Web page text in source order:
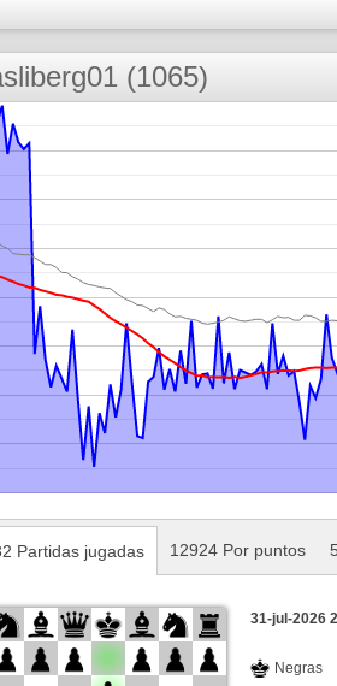
(1065)
Partidas jugadas 12924 Por puntos
31-jul-2026
Negras